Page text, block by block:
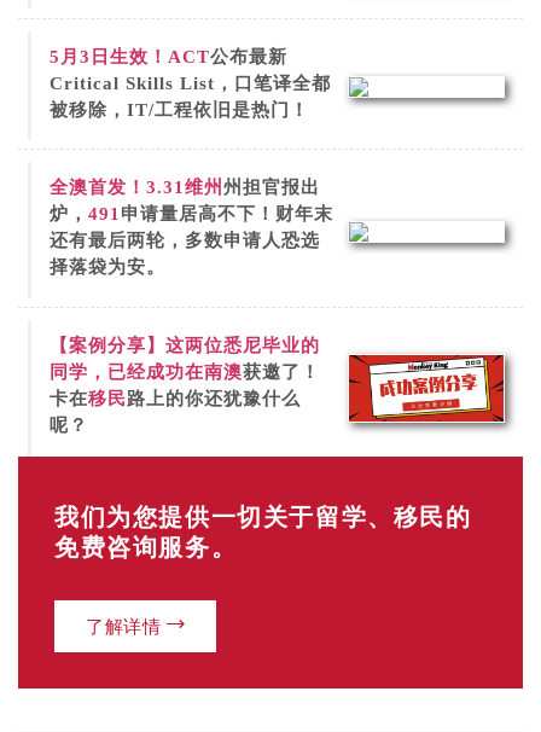
5月3日生效！ ACT公布最新
Critical Skills List，口笔译全都
被移除，IT/工程依旧是热门！
全澳首发！3.31维州州担官报出
炉， 491申请量居高不下！财年末
还有最后两轮，多数申请人恐选
择落袋为安。
【案例分享】这两位悉尼毕业的
同学，已经成功在南澳获邀了！
卡在移民路上的你还犹豫什么
呢？
我们为您提供一切关于留学、移民的
免费咨询服务。
了解详情